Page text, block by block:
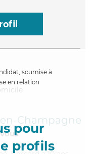
soumise à
en relation
pour
profils
Champagne